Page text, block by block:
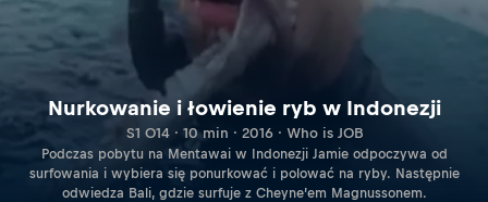
Nurkowanie i łowienie ryb w Indonezji
S1 O14 · 10 min · 2016 · Who is JOB
Podczas pobytu na Mentawai w Indonezji Jamie odpoczywa od
surfowania i wybiera się ponurkować i polować na ryby. Następnie
odwiedza Bali, gdzie surfuje z Cheyne’em Magnussonem.